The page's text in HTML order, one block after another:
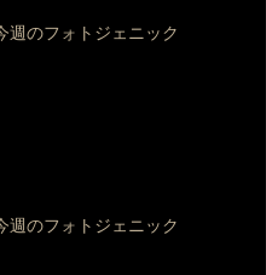
週のフォトジェニック
週のフォトジェニック